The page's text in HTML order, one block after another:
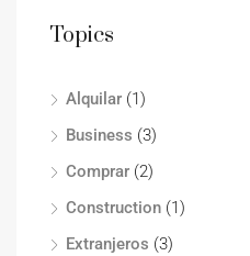
Topics
Alquilar (1)
Business (3)
Comprar (2)
Construction (1)
Extranjeros (3)